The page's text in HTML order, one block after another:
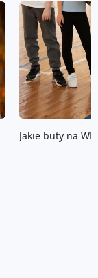
Jakie buty na WF